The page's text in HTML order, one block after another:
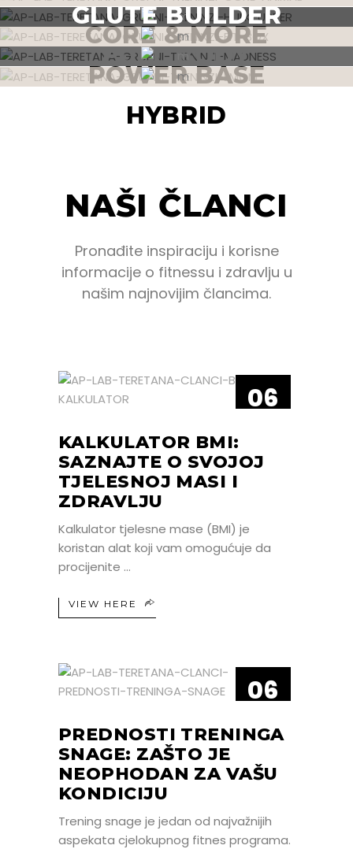
FULL BODY
CORE & MORE
GLUTE BUILDER
POWER BASE
CARDIO BOOST
HYBRID
NAŠI ČLANCI
Pronađite inspiraciju i korisne
informacije o fitnessu i zdravlju u
našim najnovijim člancima.
06
KALKULATOR BMI:
SAZNAJTE O SVOJOJ
TJELESNOJ MASI I
ZDRAVLJU
Kalkulator tjelesne mase (BMI) je
koristan alat koji vam omogućuje da
procijenite
VIEW HERE
06
PREDNOSTI TRENINGA
SNAGE: ZAŠTO JE
NEOPHODAN ZA VAŠU
KONDICIJU
Trening snage je jedan od najvažnijih
aspekata cjelokupnog fitnes programa.